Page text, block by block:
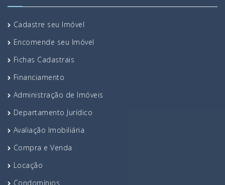
Cadastre seu Imóvel
Encomende seu Imóvel
Fichas Cadastrais
Financiamento
Administração de Imóveis
Departamento Jurídico
Avaliação Imobiliária
Compra e Venda
Locação
Condomínios